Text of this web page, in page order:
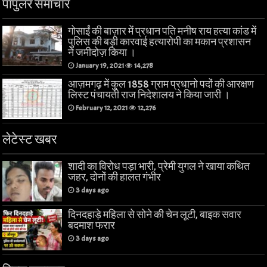
पॉपुलर समाचार
गोसाईं की बाज़ार में प्रधान पति मनीष राय हत्या कांड में
पुलिस की बड़ी कारवाई हत्यारोपी का मकान प्रशासन
ने जमीदोज़ किया ।
January 19, 2021 14,278
आज़मगढ़ में कुल 1858 ग्राम प्रधानो पदों की आरक्षण
लिस्ट पंचायती राज निदेशालय ने किया जारी ।
February 12, 2021 12,276
लेटेस्ट खबर
शादी का विरोध पड़ा भारी, प्रेमी युगल ने खाया कथित
जहर, दोनों की हालत गंभीर
3 days ago
दिनदहाड़े महिला से सोने की चेन लूटी, बाइक सवार
बदमाश फरार
3 days ago